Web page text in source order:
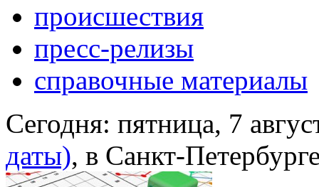
происшествия
пресс-релизы
справочные материалы
Сегодня: пятница, 7
даты), в Санкт-